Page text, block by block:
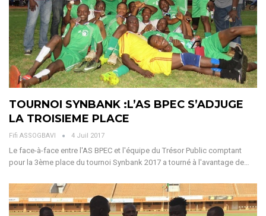
TOURNOI SYNBANK :L’AS BPEC S’ADJUGE
LA TROISIEME PLACE
Fifi ASSOGBAVI 4 Juil 2017
Le face-à-face entre l'AS BPEC et l'équipe du Trésor Public comptant
pour la 3ème place du tournoi Synbank 2017 a tourné à l'avantage de…